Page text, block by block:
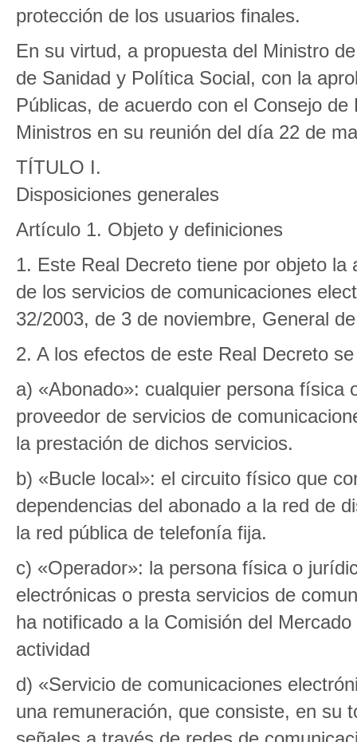
protección de los usuarios finales.
En su virtud, a propuesta del Ministro
de Sanidad y Política Social, con la
Públicas, de acuerdo con el Consejo
Ministros en su reunión del día 22 de
TÍTULO I.
Disposiciones generales
Artículo 1. Objeto y definiciones
1. Este Real Decreto tiene por objeto
de los servicios de comunicaciones
32/2003, de 3 de noviembre, General
2. A los efectos de este Real Decreto
a) «Abonado»: cualquier persona física
proveedor de servicios de
la prestación de dichos servicios.
b) «Bucle local»: el circuito físico que
dependencias del abonado a la red de
la red pública de telefonía fija.
c) «Operador»: la persona física o
electrónicas o presta servicios de
ha notificado a la Comisión del
actividad
d) «Servicio de comunicaciones
una remuneración, que consiste, en su